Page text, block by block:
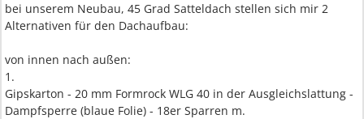
bei unserem Neubau, 45 Grad Satteldach stellen sich mir 2
Alternativen für den Dachaufbau:
von innen nach außen:
1.
Gipskarton - 20 mm Formrock WLG 40 in der Ausgleichslattung -
Dampfsperre (blaue Folie) - 18er Sparren m.